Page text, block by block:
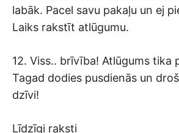
labāk. Pacel savu pakaļu un ej
Laiks rakstīt atlūgumu.
12. Viss.. brīvība! Atlūgums tika
Tagad dodies pusdienās un
dzīvi!
Līdzīgi raksti